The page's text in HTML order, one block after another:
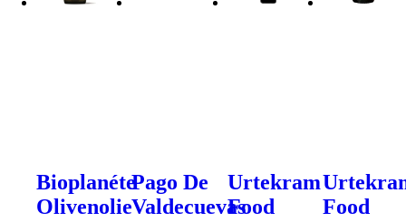
Bioplanéte
Olivenolie
Pago De
Valdecuevas
Urtekram
Food
Food